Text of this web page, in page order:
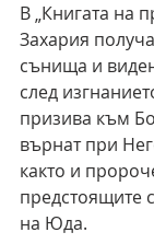
В „Книгата на
Захария
сънища и
след
призива към
върнат при
както и
предстоящите
на Юда.